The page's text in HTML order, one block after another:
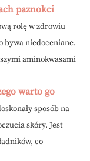
paznokci
rolę w zdrowiu
bywa niedoceniane.
aminokwasami
warto go
sposób na
skóry. Jest
co